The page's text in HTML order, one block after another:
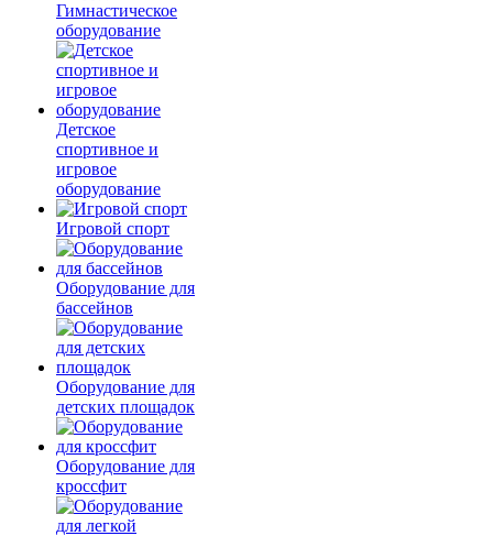
Гимнастическое
оборудование
Детское
спортивное и
игровое
оборудование
Игровой спорт
Оборудование для
бассейнов
Оборудование для
детских площадок
Оборудование для
кроссфит